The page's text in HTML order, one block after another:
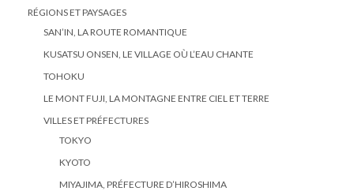
RÉGIONS ET PAYSAGES
SAN’IN, LA ROUTE ROMANTIQUE
KUSATSU ONSEN, LE VILLAGE OÙ L’EAU CHANTE
TOHOKU
LE MONT FUJI, LA MONTAGNE ENTRE CIEL ET TERRE
VILLES ET PRÉFECTURES
TOKYO
KYOTO
MIYAJIMA, PRÉFECTURE D’HIROSHIMA